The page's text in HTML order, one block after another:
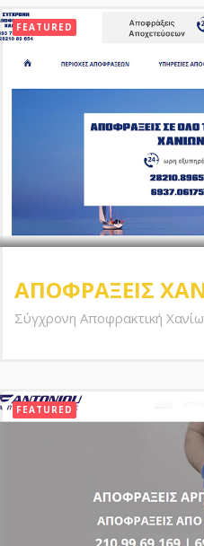
FEATURED
ΑΠΟΦΡΑΞΕΙΣ
Σύγχρονη Αποφρακτική
FEATURED